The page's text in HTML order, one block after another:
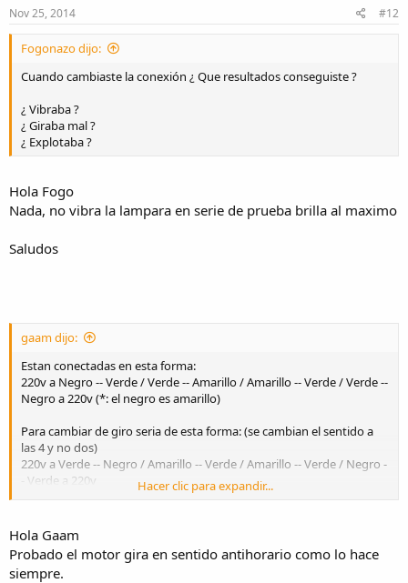
Nov 25, 2014 #12
Fogonazo dijo:
Cuando cambiaste la conexión ¿ Que resultados conseguiste ?
¿ Vibraba ?
¿ Giraba mal ?
¿ Explotaba ?
Hola Fogo
Nada, no vibra la lampara en serie de prueba brilla al maximo
Saludos
gaam dijo:
Estan conectadas en esta forma:
220v a Negro -- Verde / Verde -- Amarillo / Amarillo -- Verde / Verde --
Negro a 220v (*: el negro es amarillo)
Para cambiar de giro seria de esta forma: (se cambian el sentido a
las 4 y no dos)
220v a Verde -- Negro / Amarillo -- Verde / Amarillo -- Verde / Negro -
- Verde a 220v
Avisanos como te fue. Un saludo a todos.
Hacer clic para expandir...
Hola Gaam
Probado el motor gira en sentido antihorario como lo hace
siempre.